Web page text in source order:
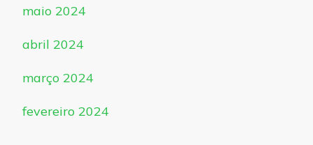
maio 2024
abril 2024
março 2024
fevereiro 2024